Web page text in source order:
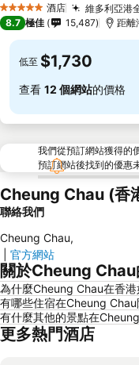
5 星級 酒店 維多利亞港
8.7 極佳 15,487 距離
低至 $1,730
查看 12 個網站的價格
我們從預訂網站獲得的
預訂網站後找到的優惠
Cheung Chau (香
聯絡我們
Cheung Chau,
官方網站
關於Cheung
為什麼Cheung Chau在香港
有哪些住宿在Cheung Chau
有什麼其他的景點在
更多熱門酒店